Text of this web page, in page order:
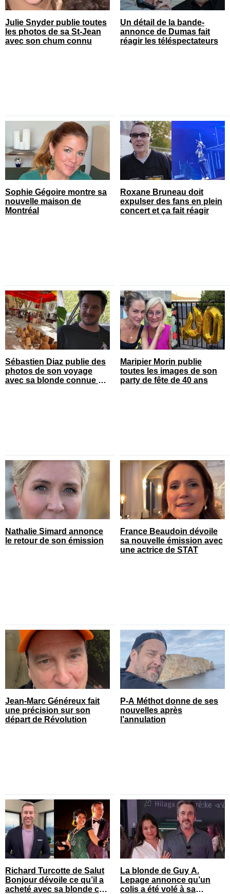
Julie Snyder publie toutes
les photos de sa St-Jean
avec son chum connu
Un détail de la bande-
annonce de Dumas fait
réagir les téléspectateurs
Sophie Gégoire montre sa
nouvelle maison de
Montréal
Roxane Bruneau doit
expulser des fans en plein
concert et ça fait réagir
Sébastien Diaz publie des
photos de son voyage
avec sa blonde connue en
Maripier Morin publie
toutes les images de son
party de fête de 40 ans
Nathalie Simard annonce
le retour de son émission
France Beaudoin dévoile
sa nouvelle émission avec
une actrice de STAT
Jean-Marc Généreux fait
une précision sur son
départ de Révolution
P-A Méthot donne de ses
nouvelles après
l’annulation
Richard Turcotte de Salut
Bonjour dévoile ce qu’il a
acheté avec sa blonde cet
La blonde de Guy A.
Lepage annonce qu’un
colis a été volé à sa